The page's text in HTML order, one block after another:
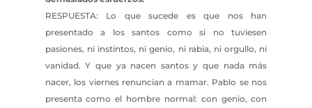
RESPUESTA: Lo que sucede es que nos han
presentado a los santos como si no tuviesen
pasiones, ni instintos, ni genio, ni rabia, ni orgullo, ni
vanidad. Y que ya nacen santos y que nada más
nacer, los viernes renuncian a mamar. Pablo se nos
presenta como el hombre normal: con genio, con